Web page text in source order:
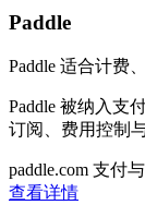
Paddle
Paddle 适合计费
Paddle 被纳入支
订阅、费用控制
paddle.com 支付
查看详情